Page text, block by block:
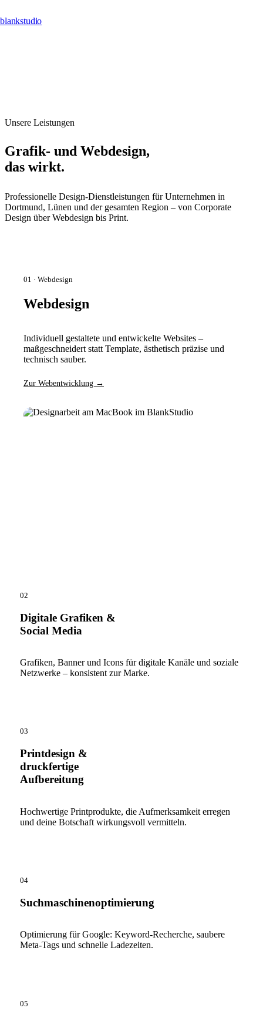
blankstudio
Unsere Leistungen
Grafik- und Webdesign,
das wirkt.
Professionelle Design-Dienstleistungen für Unternehmen in
Dortmund, Lünen und der gesamten Region – von Corporate
Design über Webdesign bis Print.
01 · Webdesign
Webdesign
Individuell gestaltete und entwickelte Websites –
maßgeschneidert statt Template, ästhetisch präzise und
technisch sauber.
Zur Webentwicklung →
02
Digitale Grafiken &
Social Media
Grafiken, Banner und Icons für digitale Kanäle und soziale
Netzwerke – konsistent zur Marke.
03
Printdesign &
druckfertige
Aufbereitung
Hochwertige Printprodukte, die Aufmerksamkeit erregen
und deine Botschaft wirkungsvoll vermitteln.
04
Suchmaschinenoptimierung
Optimierung für Google: Keyword-Recherche, saubere
Meta-Tags und schnelle Ladezeiten.
05